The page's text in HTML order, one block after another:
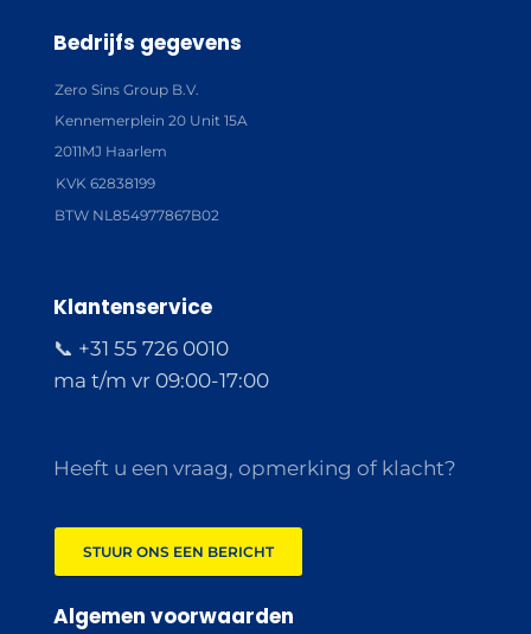
Bedrijfs gegevens
Zero Sins Group B.V.
Kennemerplein 20 Unit 15A
2011MJ Haarlem
KVK 62838199
BTW NL854977867B02
Klantenservice
📞 +31 55 726 0010
ma t/m vr 09:00-17:00
Heeft u een vraag, opmerking of klacht?
STUUR ONS EEN BERICHT
Algemen voorwaarden